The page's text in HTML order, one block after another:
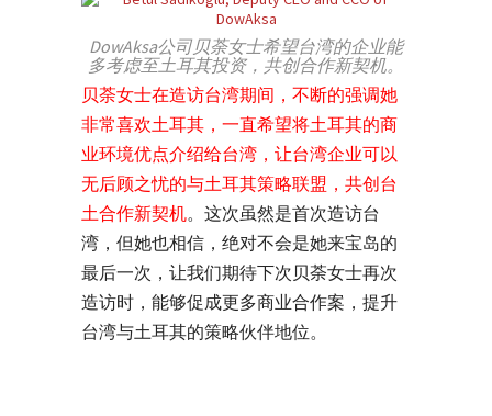
DowAksa公司贝荼女士希望台湾的企业能
多考虑至土耳其投资，共创合作新契机。
贝荼女士在造访台湾期间，不断的强调她
非常喜欢土耳其，一直希望将土耳其的商
业环境优点介绍给台湾，让台湾企业可以
无后顾之忧的与土耳其策略联盟，共创台
土合作新契机。这次虽然是首次造访台
湾，但她也相信，绝对不会是她来宝岛的
最后一次，让我们期待下次贝荼女士再次
造访时，能够促成更多商业合作案，提升
台湾与土耳其的策略伙伴地位。